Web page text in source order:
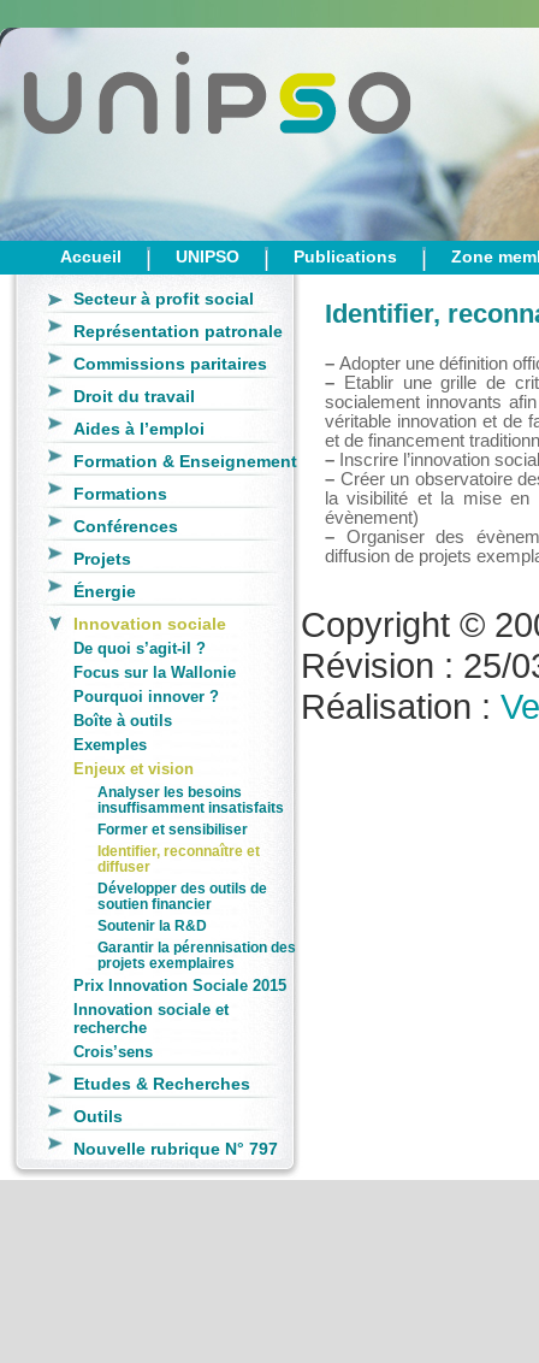
Accueil UNIPSO Publications Zone
Secteur à profit social
Représentation patronale
Commissions paritaires
Droit du travail
Aides à l’emploi
Formation & Enseignement
Formations
Conférences
Projets
Énergie
Innovation sociale
De quoi s’agit-il ?
Focus sur la Wallonie
Pourquoi innover ?
Boîte à outils
Exemples
Enjeux et vision
Analyser les besoins
insuffisamment insatisfaits
Former et sensibiliser
Identifier, reconnaître et
diffuser
Développer des outils de
soutien financier
Soutenir la R&D
Garantir la pérennisation des
projets exemplaires
Prix Innovation Sociale 2015
Innovation sociale et
recherche
Crois’sens
Etudes & Recherches
Outils
Nouvelle rubrique N° 797
Identifier,
– Adopter une définition
– Etablir une grille de
socialement innovants
véritable innovation et de
et de financement
– Inscrire l’innovation
– Créer un observatoire
la visibilité et la mise en
évènement)
– Organiser des
diffusion de projets
Copyright ©
Révision : 25/
Réalisation :